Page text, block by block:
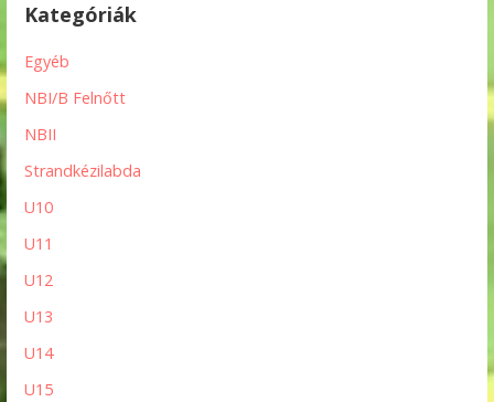
Kategóriák
Egyéb
NBI/B Felnőtt
NBII
Strandkézilabda
U10
U11
U12
U13
U14
U15